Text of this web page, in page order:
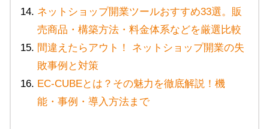
ネットショップ開業ツールおすすめ33選。販
売商品・構築方法・料金体系などを厳選比較
間違えたらアウト！ ネットショップ開業の失
敗事例と対策
EC-CUBEとは？その魅力を徹底解説！機
能・事例・導入方法まで